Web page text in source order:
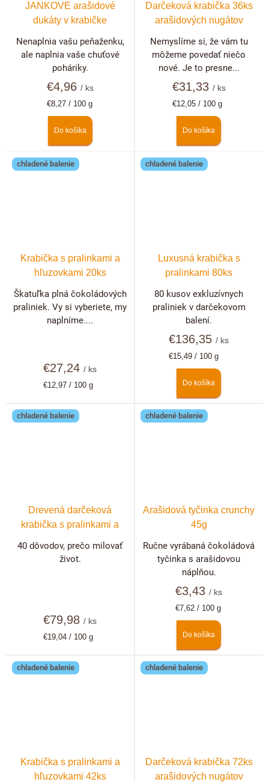
JANKOVE arašidové
dukáty v krabičke
€4,96 / ks
Jednotková
€8,27 / 100 g
Do košíka
Nenaplnia vašu peňaženku,
ale naplnia vaše chuťové
poháriky.
Darčeková krabička 36ks
arašidových nugátov
€31,33 / ks
Jednotková
€12,05 / 100 g
Do košíka
Nemyslíme si, že vám tu
môžeme povedať niečo
nové. Je to presne...
chladené balenie
Krabička s pralinkami a
hľuzovkami 20ks
€27,24/ ks
Jednotková
€12,97 / 100 g
Škatuľka plná čokoládových
praliniek. Vy si vyberiete, my
naplníme....
chladené balenie
Luxusná krabička s
pralinkami 80ks
€136,35/ ks
Jednotková
€15,49 / 100 g
Do košíka
80 kusov exkluzívnych
praliniek v darčekovom
balení.
chladené balenie
Drevená darčeková
krabička s pralinkami a
možnosť personalizácie
€79,98/ ks
Jednotková
€19,04 / 100 g
40 dôvodov, prečo milovať
život.
chladené balenie
Arašidová tyčinka crunchy
45g
€3,43/ ks
Jednotková
€7,62 / 100 g
Do košíka
Ručne vyrábaná čokoládová
tyčinka s arašidovou
náplňou.
chladené balenie
Krabička s pralinkami a
hľuzovkami 42ks
chladené balenie
Darčeková krabička 72ks
arašidových nugátov